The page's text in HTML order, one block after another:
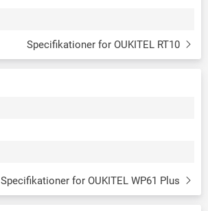
Specifikationer for OUKITEL RT10
Specifikationer for OUKITEL WP61 Plus